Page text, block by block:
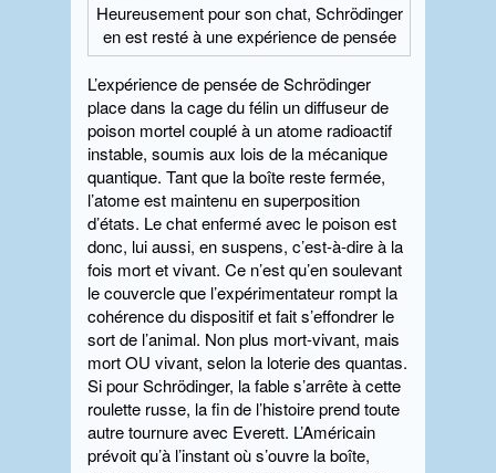
Heureusement pour son chat, Schrödinger
en est resté à une expérience de pensée
L’expérience de pensée de Schrödinger
place dans la cage du félin un diffuseur de
poison mortel couplé à un atome radioactif
instable, soumis aux lois de la mécanique
quantique. Tant que la boîte reste fermée,
l’atome est maintenu en superposition
d’états. Le chat enfermé avec le poison est
donc, lui aussi, en suspens, c’est-à-dire à la
fois mort et vivant. Ce n’est qu’en soulevant
le couvercle que l’expérimentateur rompt la
cohérence du dispositif et fait s’effondrer le
sort de l’animal. Non plus mort-vivant, mais
mort OU vivant, selon la loterie des quantas.
Si pour Schrödinger, la fable s’arrête à cette
roulette russe, la fin de l’histoire prend toute
autre tournure avec Everett. L’Américain
prévoit qu’à l’instant où s’ouvre la boîte,